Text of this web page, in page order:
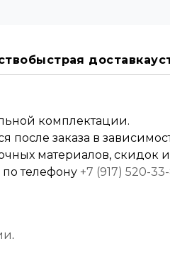
быстрая доставка
комплектации.
после заказа в
материалов, скидок и
телефону +7 (917) 520-
.